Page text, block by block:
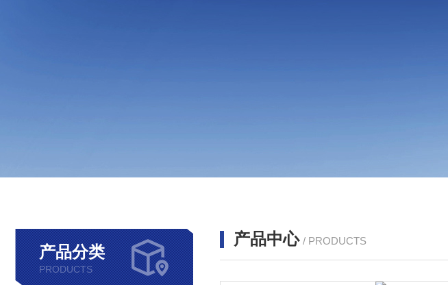
产品分类
PRODUCTS
产品中心 / PRODUCTS